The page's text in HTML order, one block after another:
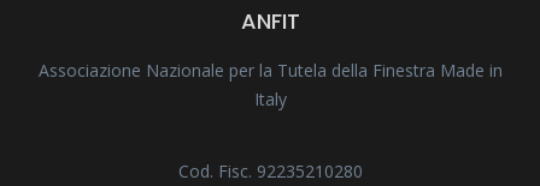
ANFIT
Associazione Nazionale per la Tutela della Finestra Made in
Italy
Cod. Fisc. 92235210280